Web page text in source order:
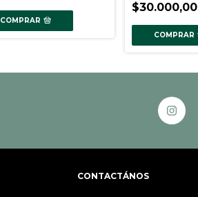
COMPRAR
$30.000,00
COMPRAR
CONTACTÁNOS